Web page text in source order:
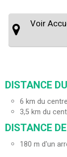
Voir
DISTANCE
6 km du
3,5km du
DISTANCE
180 m d'un